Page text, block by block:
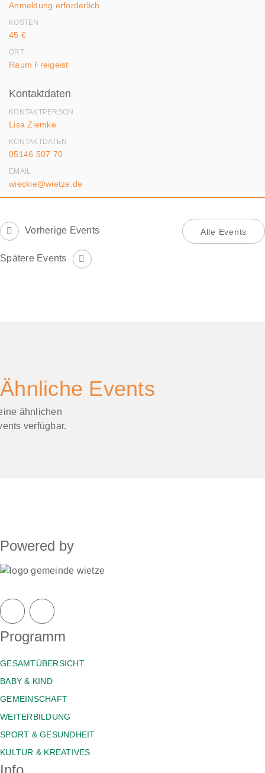
Anmeldung erforderlich
KOSTEN
45 €
ORT
Raum Freigeist
Kontaktdaten
KONTAKTPERSON
Lisa Ziemke
KONTAKTDATEN
05146 507 70
EMAIL
wieckie@wietze.de
Vorherige Events Alle Events
Spätere Events
Ähnliche Events
ähnlichen
verfügbar.
Powered by
Programm
GESAMTÜBERSICHT
BABY & KIND
GEMEINSCHAFT
WEITERBILDUNG
SPORT & GESUNDHEIT
KULTUR & KREATIVES
Info